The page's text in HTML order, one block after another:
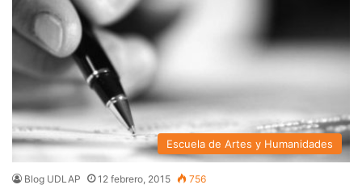
Escuela de Artes y Humanidades
Blog UDLAP 12 febrero, 2015 756